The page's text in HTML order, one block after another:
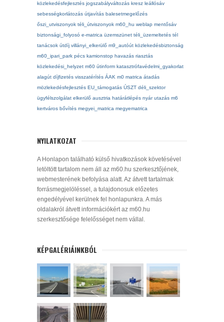
közlekedésfejlesztés jogszabályváltozás kresz leállósáv
sebességkorlátozás útjavítás balesetmegelőzés
őszi_utviszonyok téli_útviszonyok m60_hu weblap mentősáv
biztonsági_folyosó e-matrica üzemszünet téli_üzemeltetés tél
tanácsok útdíj villányi_elkerülő m9_autóút közlekedésbiztonság
m60_ipari_park pécs kamionstop havazás riasztás
közlekedési_helyzet m60 útinform katasztrófavédelmi_gyakorlat
alagút díjfizetés visszatérítés ÁAK m0 matrica átadás
mözlekedésfejlesztés EU_támogatás ÚSZT déli_szektor
ügyfélszolgálat elkerülő ausztria határátlépés nyár utazás m6
kertváros bővítés megyei_matrica megyematrica
NYILATKOZAT
A Honlapon található külső hivatkozások követésével
letöltött tartalom nem áll az m60.hu szerkesztőjének,
webmesterének befolyása alatt. Az átvett tartalmak
forrásmegjelöléssel, a tulajdonosuk előzetes
engedélyével kerülnek fel honlapunkra. A más
oldalakról átvett információkért az m60.hu
szerkesztősége felelősséget nem vállal.
KÉPGALÉRIÁINKBÓL